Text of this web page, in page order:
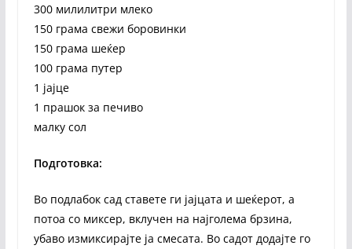
300 милилитри млеко
150 грама свежи боровинки
150 грама шеќер
100 грама путер
1 јајце
1 прашок за печиво
малку сол
Подготовка:
Во подлабок сад ставете ги јајцата и шеќерот, а
потоа со миксер, вклучен на најголема брзина,
убаво измиксирајте ја смесата. Во садот додајте го